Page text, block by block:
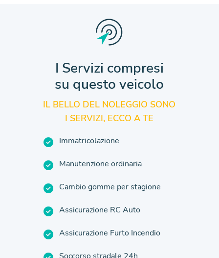
I Servizi compresi
su questo veicolo
IL BELLO DEL NOLEGGIO SONO
I SERVIZI, ECCO A TE
Immatricolazione
Manutenzione ordinaria
Cambio gomme per stagione
Assicurazione RC Auto
Assicurazione Furto Incendio